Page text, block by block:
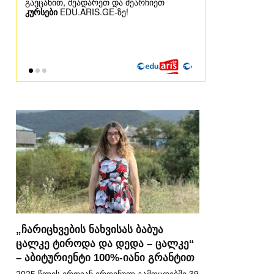
„ჩარიცხვების ნახვისას ბაბუა
ცალკე ტიროდა და დედა – ცალკე“
– აბიტურიენტი 100%-იანი გრანტით